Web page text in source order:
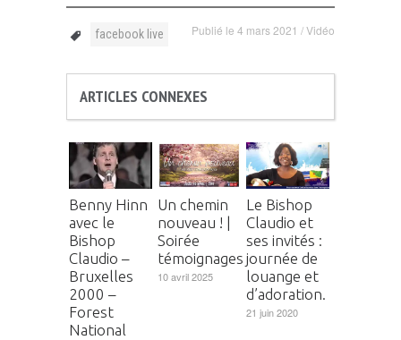
Publié le 4 mars 2021 /Vidéo
facebook live
ARTICLES CONNEXES
Benny Hinn
avec le
Bishop
Claudio –
Bruxelles
2000 –
Forest
National
Un chemin
nouveau ! |
Soirée
témoignages
10 avril 2025
Le Bishop
Claudio et
ses invités :
journée de
louange et
d’adoration.
21 juin 2020